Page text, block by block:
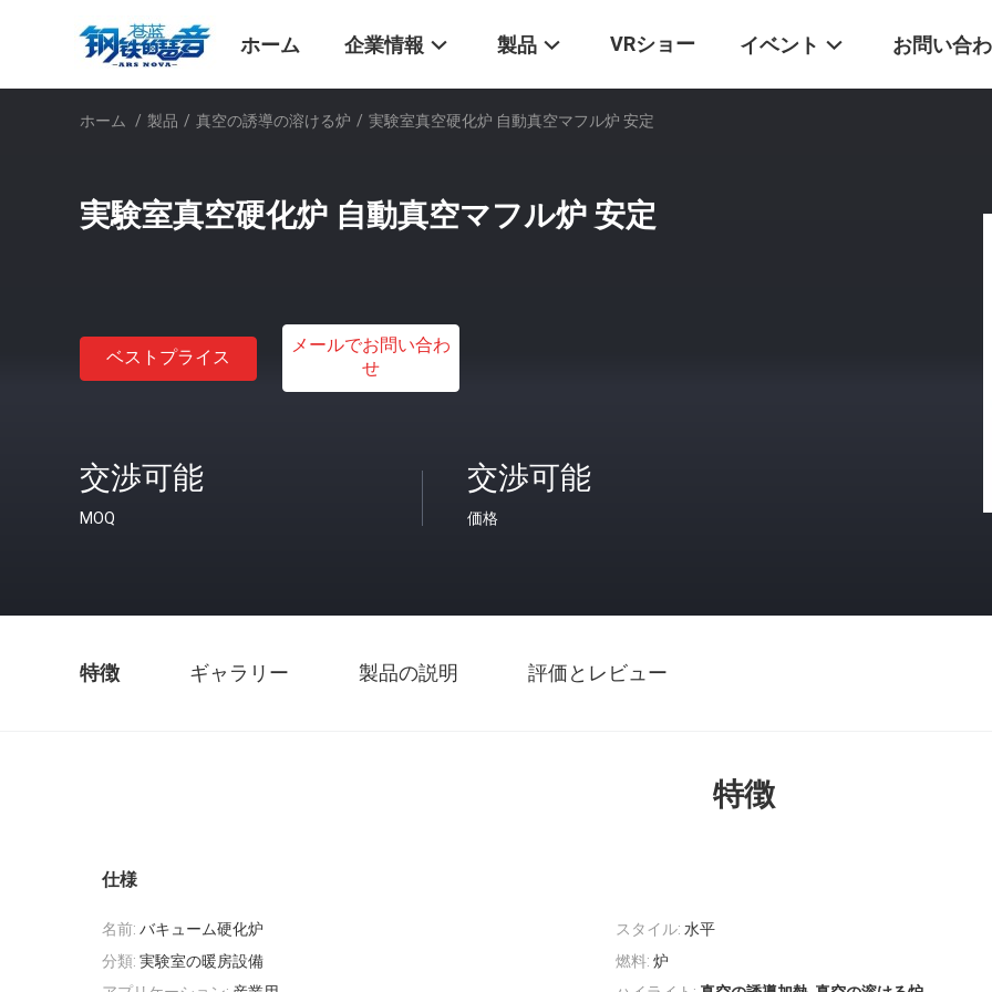
ホーム 企業情報 製品 VRショー イベント お問い合
ホーム / 製品 / 真空の誘導の溶ける炉 / 実験室真空硬化炉 自動真空マフル炉 安定
実験室真空硬化炉 自動真空マフル炉 安定
ベストプライス
メールでお問い合わ
せ
交渉可能
MOQ
交渉可能
価格
特徴 ギャラリー 製品の説明 評価とレビュー
特徴
仕様
名前: バキューム硬化炉 スタイル: 水平
分類: 実験室の暖房設備 燃料: 炉